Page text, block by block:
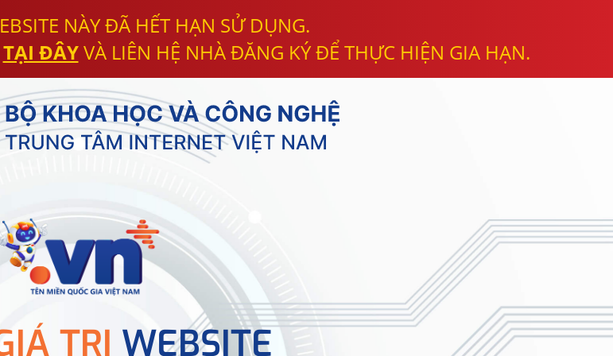
NÀY ĐÃ HẾT HẠN SỬ DỤNG.
TẠI ĐÂYVÀ LIÊN HỆ NHÀ ĐĂNG KÝ ĐỂ THỰC HIỆN GIA HẠN.
TRỊ WEBSITE